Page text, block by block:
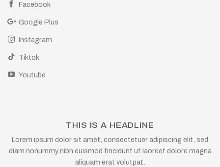
Facebook
Google Plus
Instagram
Tiktok
Youtube
THIS IS A HEADLINE
Lorem ipsum dolor sit amet, consectetuer adipiscing elit, sed
diam nonummy nibh euismod tincidunt ut laoreet dolore magna
aliquam erat volutpat.